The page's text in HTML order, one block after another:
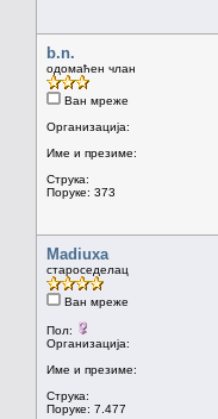
b.n.
одомаћен члан
Ван мреже
Организација:
Име и презиме:
Струка:
Поруке: 373
Madiuxa
староседелац
Ван мреже
Пол:
Организација:
Име и презиме:
Струка:
Поруке: 7.477